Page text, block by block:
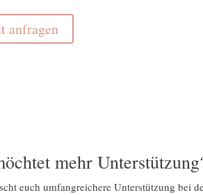
anfragen
mehr
euch umfangreichere Unterstützung bei